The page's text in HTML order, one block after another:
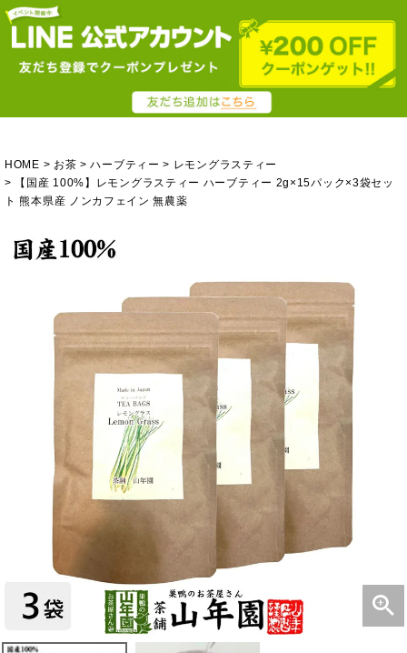
HOME お茶 ハーブティー
レモングラスティー
【国産 100%】レモングラスティー ハーブティー 2g×15パック×3袋セッ
ト 熊本県産 ノンカフェイン 無農薬